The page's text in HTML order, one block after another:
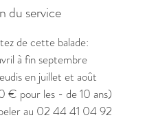
du service
de cette balade:
à fin septembre
en juillet et août
€ pour les - de 10 ans)
au 02 44 41 04 92